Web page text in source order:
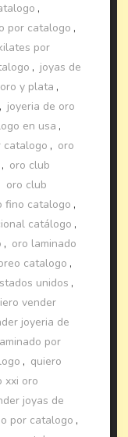
,
por catalogo ,
por
, joyas de
y plata ,
, joyeria de oro
en usa ,
catalogo , oro
, oro club
oro club
fino catalogo ,
catálogo ,
, oro laminado
catalogo ,
unidos ,
vender
joyeria de
por
, quiero
xxi oro
joyas de
por catalogo ,